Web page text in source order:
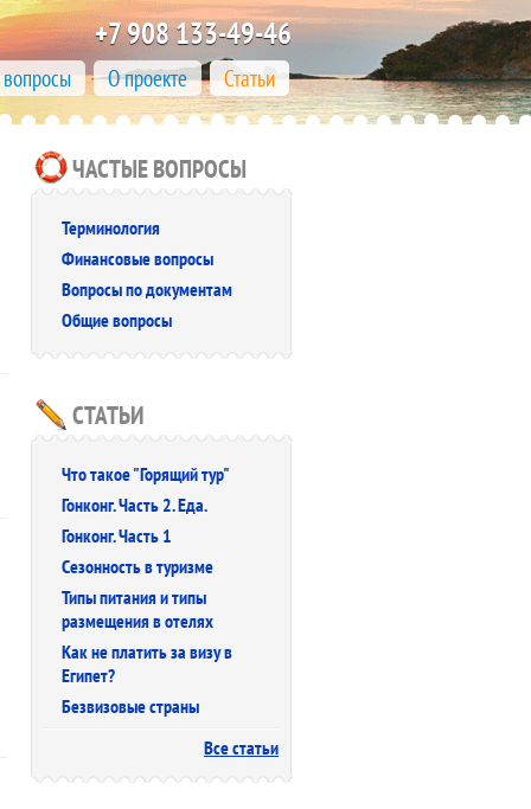
+7 908 133-49-46
О проекте Статьи
ЧАСТЫЕ ВОПРОСЫ
Терминология
Финансовые вопросы
Вопросы по документам
Общие вопросы
СТАТЬИ
Что такое "Горящий тур"
Гонконг. Часть 2. Еда.
Гонконг. Часть 1
Сезонность в туризме
Типы питания и типы
размещения в отелях
Как не платить за визу в
Египет?
Безвизовые страны
Все статьи